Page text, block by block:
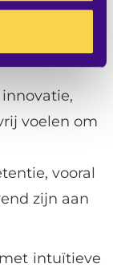
tot:
voelen om
vooral
zijn aan
intuïtieve